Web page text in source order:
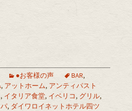
●お客様の声 BAR,
, アットホーム, アンティパスト
, イタリア食堂, イベリコ, グリル,
, ダイワロイネットホテル四ツ